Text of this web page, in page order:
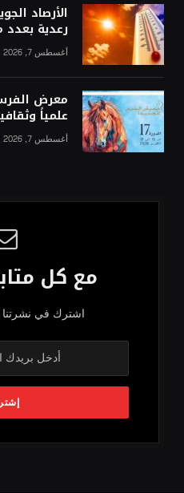
الأرصاد
رعدية
أغسطس 7, 2026
معرض
علمياً
أغسطس 7, 2026
مع كل
اشترك في نشرتنا